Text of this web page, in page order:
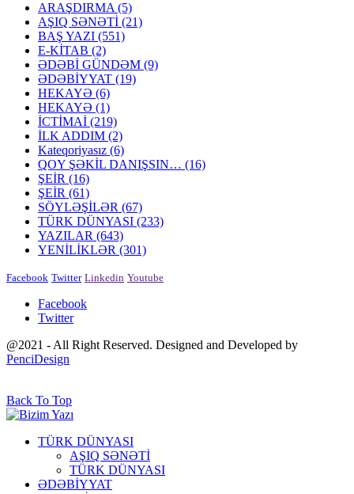
ARAŞDIRMA (5)
AŞIQ SƏNƏTİ (21)
BAŞ YAZI (551)
E-KİTAB (2)
ƏDƏBİ GÜNDƏM (9)
ƏDƏBİYYAT (19)
HEKAYƏ (6)
HEKAYƏ (1)
İCTİMAİ (219)
İLK ADDIM (2)
Kateqoriyasız (6)
QOY ŞƏKİL DANIŞSIN… (16)
ŞEİR (16)
ŞEİR (61)
SÖYLƏŞİLƏR (67)
TÜRK DÜNYASI (233)
YAZILAR (643)
YENİLİKLƏR (301)
Facebook Twitter Linkedin Youtube
Facebook
Twitter
@2021 - All Right Reserved. Designed and Developed by
PenciDesign
Back To Top
TÜRK DÜNYASI
AŞIQ SƏNƏTİ
TÜRK DÜNYASI
ƏDƏBİYYAT